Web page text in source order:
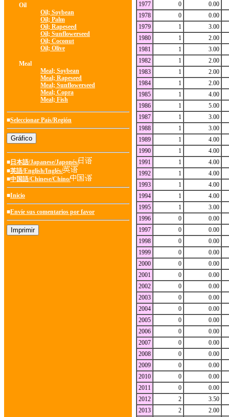
Oil
Oil; Soybean
Oil; Palm
Oil; Rapeseed
Oil; Sunflowerseed
Oil; Coconut
Oil; Olive
Meal
Meal; Soybean
Meal; Rapeseed
Meal; Sunflowerseed
Meal; Copra
Meal; Fish
■Seleccionar País/Región
■ 日本語/Japanese/Japonés/
■英語/English/Inglés/
■中国語/Chinese/Chino/
■Inicio
■Envíe sus comentarios por favor
1977
0
0.00
1978
0
0.00
1979
1
3.00
1980
1
2.00
1981
1
3.00
1982
1
2.00
1983
1
2.00
1984
1
2.00
1985
1
4.00
1986
1
5.00
1987
1
3.00
1988
1
3.00
1989
1
4.00
1990
1
4.00
1991
1
4.00
1992
1
4.00
1993
1
4.00
1994
1
4.00
1995
1
3.00
1996
0
0.00
1997
0
0.00
1998
0
0.00
1999
0
0.00
2000
0
0.00
2001
0
0.00
2002
0
0.00
2003
0
0.00
2004
0
0.00
2005
0
0.00
2006
0
0.00
2007
0
0.00
2008
0
0.00
2009
0
0.00
2010
0
0.00
2011
0
0.00
2012
2
3.50
2013
2
2.00